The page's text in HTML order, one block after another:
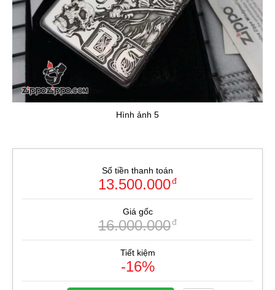
Hình ảnh 5
Số tiền thanh toán
13.500.000đ
Giá gốc
16.000.000đ
Tiết kiệm
-16%